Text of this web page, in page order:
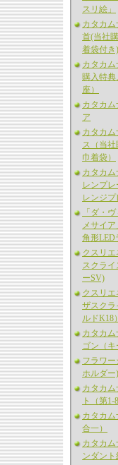
スリ絵」
カタカム
首(当社
着袋付き)
カタカ
購入特典
座）
カタカム
ア
カタカ
ス（当
巾着袋）
カタカ
レンプ
レンジプ
「ダ・
メサイア
角形LED
クスリ
スクラ
ーSV)
クスリ
ザスクラ
ルドK18
カタカム
ゴン（キ
フラワ
ホルダー)
カタカム
ト（第1-
カタカ
合一）
カタカ
ンダント